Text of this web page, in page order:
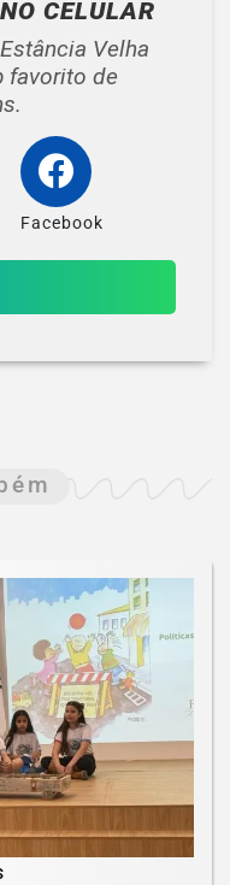
NO CELULAR
Velha
favorito de
Facebook